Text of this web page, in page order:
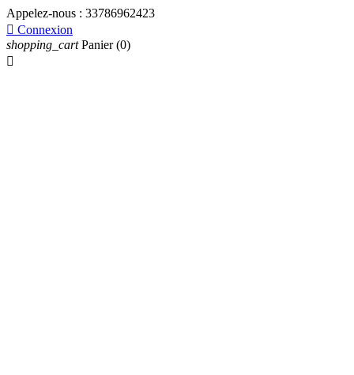
Appelez-nous : 33786962423
 Connexion
shopping_cart Panier (0)
